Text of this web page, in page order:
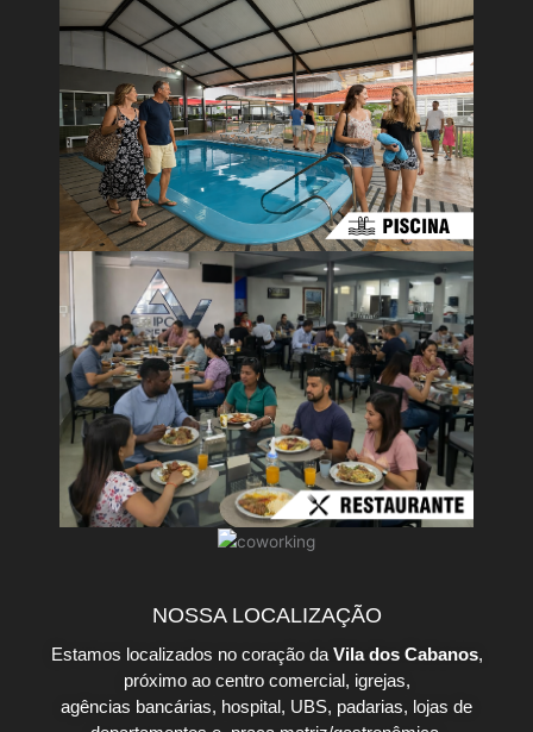
NOSSA LOCALIZAÇÃO
Estamos localizados no coração da Vila dos Cabanos,
próximo ao centro comercial, igrejas,
agências bancárias, hospital, UBS, padarias, lojas de